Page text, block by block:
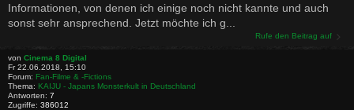
Informationen, von denen ich einige noch nicht kannte und auch
sonst sehr ansprechend. Jetzt möchte ich g...
Rufe den Beitrag auf
von Cinema 8 Digital
Fr 22.06.2018, 15:10
Forum: Fan-Filme & -Fictions
Thema: KAIJU - Japans Monsterkult in Deutschland
Antworten: 7
Zugriffe: 386012